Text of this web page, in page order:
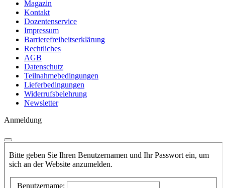
Magazin
Kontakt
Dozentenservice
Impressum
Barrierefreiheitserklärung
Rechtliches
AGB
Datenschutz
Teilnahmebedingungen
Lieferbedingungen
Widerrufsbelehrung
Newsletter
Anmeldung